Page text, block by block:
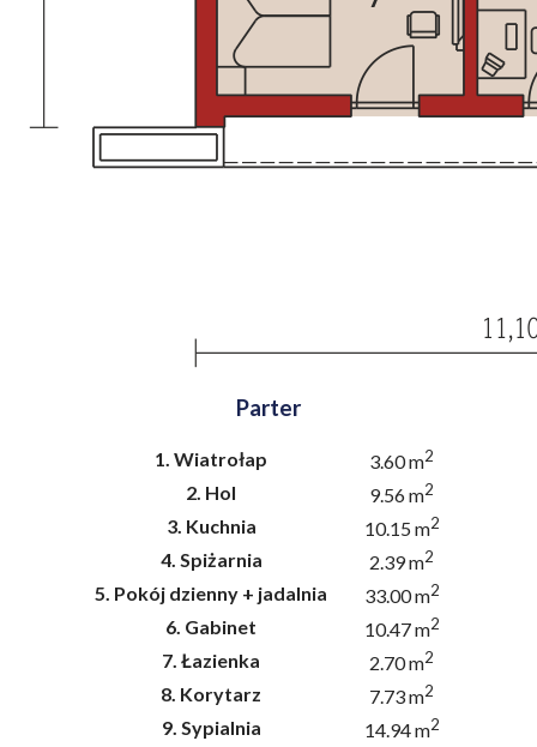
Parter
1. Wiatrołap 3.60 m2
2. Hol 9.56 m2
3. Kuchnia 10.15 m2
4. Spiżarnia 2.39 m2
5. Pokój dzienny + jadalnia 33.00 m2
6. Gabinet 10.47 m2
7. Łazienka 2.70 m2
8. Korytarz 7.73 m2
9. Sypialnia 14.94 m2